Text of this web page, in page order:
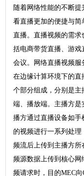
随着网络性能的不断
看直播更加的便捷与
直播。直播视频的需
括电商带货直播、游
会议。网络直播视频服
在边缘计算环境下的直
个部分组成，分别是
端、播放端。主播方
播方通过直播设备如手
的视频进行一系列处
频流后上传到主播方所
频源数据上传到核心
频请求时，目的MEC